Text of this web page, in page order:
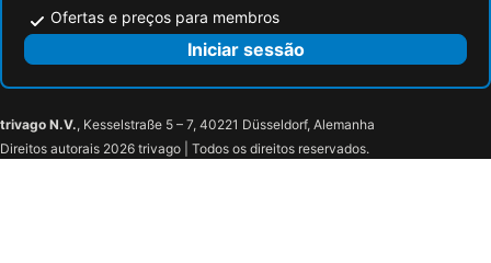
Ofertas e preços para membros
Iniciar sessão
trivago N.V., Kesselstraße 5 – 7, 40221 Düsseldorf, Alemanha
Direitos autorais 2026 trivago | Todos os direitos reservados.